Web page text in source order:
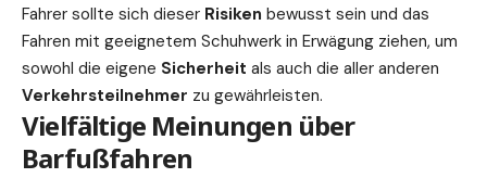
Fahrer sollte sich dieser Risiken bewusst sein und das
Fahren mit geeignetem Schuhwerk in Erwägung ziehen, um
sowohl die eigene Sicherheit als auch die aller anderen
Verkehrsteilnehmer zu gewährleisten.
Vielfältige Meinungen über
Barfußfahren